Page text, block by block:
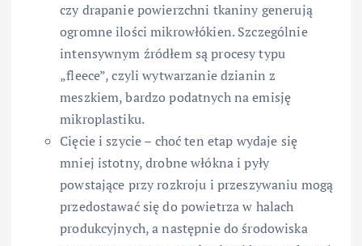
czy drapanie powierzchni tkaniny generują
ogromne ilości mikrowłókien. Szczególnie
intensywnym źródłem są procesy typu
„fleece”, czyli wytwarzanie dzianin z
meszkiem, bardzo podatnych na emisję
mikroplastiku.
Cięcie i szycie – choć ten etap wydaje się
mniej istotny, drobne włókna i pyły
powstające przy rozkroju i przeszywaniu mogą
przedostawać się do powietrza w halach
produkcyjnych, a następnie do środowiska